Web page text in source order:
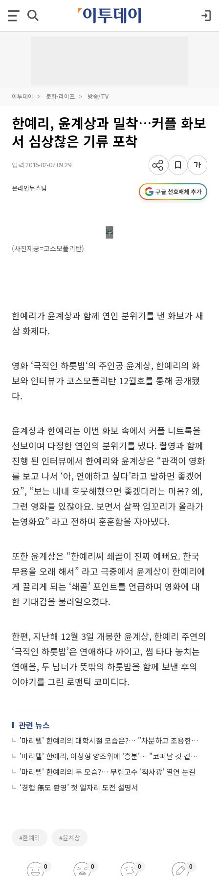
이투데이 문화·라이프 방송/TV
한예리, 윤계상과 밀착…커플 화보
서 심상찮은 기류 포착
입력 2016-02-07 09:29
온라인뉴스팀 구글 선호매체 추가
(사진제공=코스모폴리탄)
한예리가 윤계상과 함께 연인 분위기를 낸 화보가 새
삼 화제다.
영화 ‘극적인 하룻밤‘의 주인공 윤계상, 한예리의 화
보와 인터뷰가 코스모폴리탄 12월호를 통해 공개됐
다.
윤계상과 한예리는 이번 화보 속에서 커플 니트룩을
선보이며 다정한 연인의 분위기를 냈다. 촬영과 함께
진행 된 인터뷰에서 한예리와 윤계상은 “관객이 영화
를 보고 나서 ‘아, 연애하고 싶다’라고 말하면 좋겠어
요”, “보는 내내 흐뭇해했으면 좋겠다라는 마음? 왜,
그런 영화들 있잖아요. 보면서 살짝 입꼬리가 올라가
는영화요” 라고 전하며 훈훈함을 자아냈다.
또한 윤계상은 “한예리씨 쇄골이 진짜 예뻐요. 한국
무용을 오래 해서” 라고 극중에서 윤계상이 한예리에
게 끌리게 되는 ‘쇄골’ 포인트를 언급하며 영화에 대
한 기대감을 불러일으켰다.
한편, 지난해 12월 3일 개봉한 윤계상, 한예리 주연의
‘극적인 하룻밤’은 연애하다 까이고, 썸 타다 놓치는
연애을, 두 남녀가 뜻밖의 하룻밤을 함께 보낸 후의
이야기를 그린 로맨틱 코미디다.
관련 뉴스
'마리텔' 한예리의 대학시절 모습은?… "차분하고 조용한, 착한 친구"
'마리텔' 한예리, 이상형 양조위에 '흥분'… "코피날 것 같다"
'마리텔' 한예리의 두 모습?… 무림고수 '척사광' 열연 눈길
‘경험 無도 환영’ 첫 일자리 도전 설명서
#한예리 #윤계상
0 0 0 0